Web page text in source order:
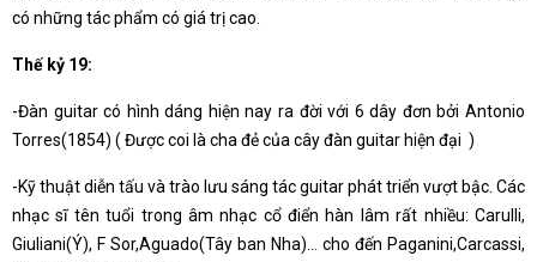
có những tác phẩm có giá trị cao.
Thế kỷ 19:
-Đàn guitar có hình dáng hiện nay ra đời với 6 dây đơn bởi Antonio
Torres(1854) ( Được coi là cha đẻ của cây đàn guitar hiện đại )
-Kỹ thuật diễn tấu và trào lưu sáng tác guitar phát triển vượt bậc. Các
nhạc sĩ tên tuổi trong âm nhạc cổ điển hàn lâm rất nhiều: Carulli,
Giuliani(Ý), F Sor,Aguado(Tây ban Nha)… cho đến Paganini,Carcassi,